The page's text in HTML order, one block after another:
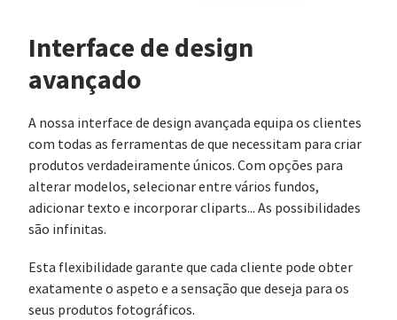
Interface de design
avançado
A nossa interface de design avançada equipa os clientes
com todas as ferramentas de que necessitam para criar
produtos verdadeiramente únicos. Com opções para
alterar modelos, selecionar entre vários fundos,
adicionar texto e incorporar cliparts... As possibilidades
são infinitas.
Esta flexibilidade garante que cada cliente pode obter
exatamente o aspeto e a sensação que deseja para os
seus produtos fotográficos.